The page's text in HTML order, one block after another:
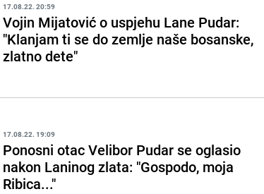
17.08.22. 20:59
Vojin Mijatović o uspjehu Lane Pudar:
"Klanjam ti se do zemlje naše bosanske,
zlatno dete"
17.08.22. 19:09
Ponosni otac Velibor Pudar se oglasio
nakon Laninog zlata: "Gospodo, moja
Ribica..."